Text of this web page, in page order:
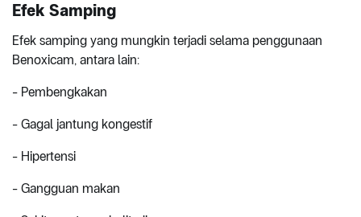
Efek Samping
Efek samping yang mungkin terjadi selama penggunaan
Benoxicam, antara lain:
- Pembengkakan
- Gagal jantung kongestif
- Hipertensi
- Gangguan makan